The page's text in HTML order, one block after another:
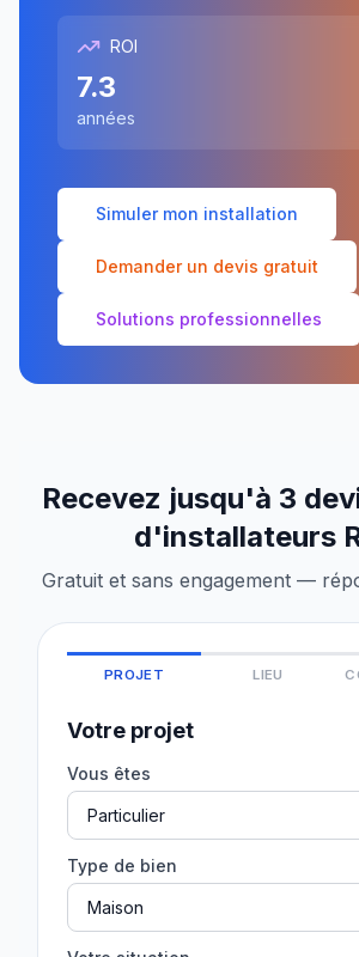
ROI
7.3
années
Simuler mon installation
Demander un devis gratuit
Solutions professionnelles
Recevez jusqu'à 3
d'installateurs
Gratuit et sans engagement —
PROJET LIEU
Votre projet
Vous êtes
Type de bien